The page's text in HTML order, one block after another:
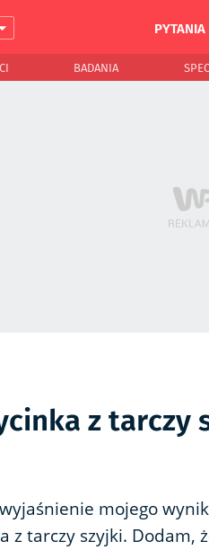
BADANIA
z tarczy
mojego
z tarczy szyjki. Dodam,